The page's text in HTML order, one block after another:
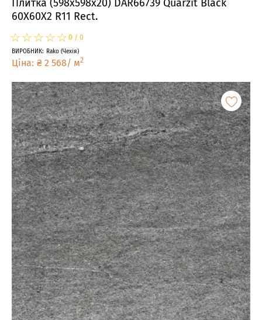
Плитка (598x598x20) DAR66739 Quarzit Black
60X60X2 R11 Rect.
☆
★☆
★☆
★☆
★☆
★ 0 / 0
ВИРОБНИК: Rako (Чехія)
Ціна: ₴ 2 568/ м2